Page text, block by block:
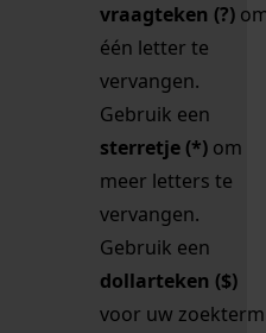
vraagteken (?)
één letter te
vervangen.
Gebruik een
sterretje (*) om
meer letters te
vervangen.
Gebruik een
dollarteken ($)
voor uw zoekterm